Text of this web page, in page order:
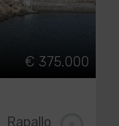
€ 375.000
Rapallo